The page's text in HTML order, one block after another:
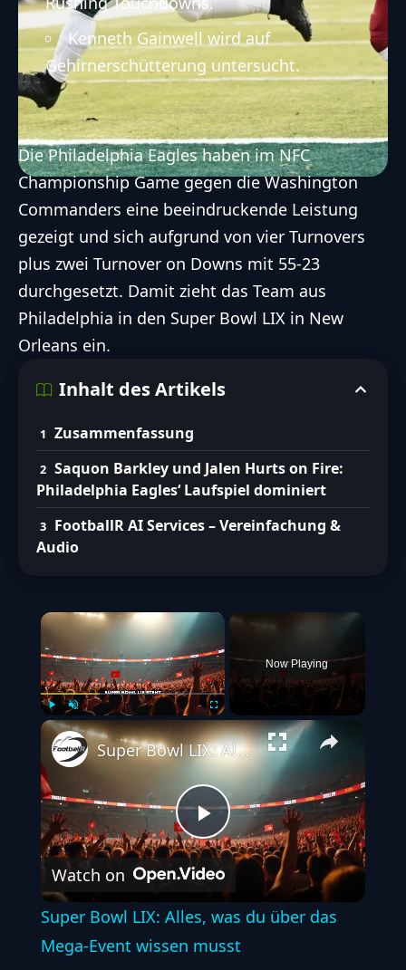
Kenneth Gainwell wird auf
Gehirnerschütterung untersucht.
DiePhiladelphia Eagleshaben imNFC
Championship Gamegegen dieWashington
Commanders eine beeindruckende Leistung
gezeigt und sich aufgrund von vier Turnovers
plus zwei Turnover on Downs mit 55-23
durchgesetzt. Damit zieht das Team aus
Philadelphia in den Super Bowl LIX in New
Orleans ein.
Inhalt des Artikels
Zusammenfassung
Saquon Barkley und Jalen Hurts on Fire:
Philadelphia Eagles‘ Laufspiel dominiert
FootballR AI Services – Vereinfachung &
Audio
×
Play Unmute Fullscreen
Now Playing
Play
Video
Super Bowl LIX: Alles, was du über das Mega-Event wissen musst
Watch on
Super Bowl LIX: Alles, was du über das
Mega-Event wissen musst